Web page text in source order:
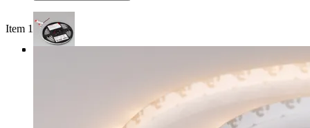
Item 1 of 4